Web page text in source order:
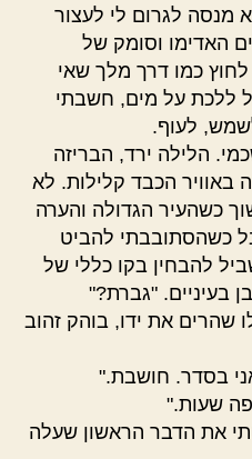
מנסה לגרום לי לעצור
האדימו וסומק של
כמו דרך מלך שאי
ללכת על מים, חשבתי
לעוף.
הלילה ירד, הבריזה
באוויר הכבד קלילות. לא
כשהעיר הגדולה והערה
כשהסתובבתי להביט
להבחין בקו כללי של
בעיניים. "גברת?"
שהרים את ידו, בוהק זהוב
בסדר. חושבת."
שעות."
את הדבר הראשון שעלה